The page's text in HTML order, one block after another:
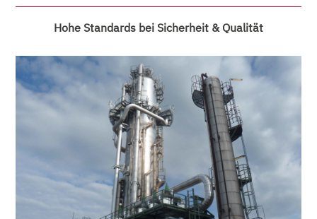
Hohe Standards bei Sicherheit & Qualität